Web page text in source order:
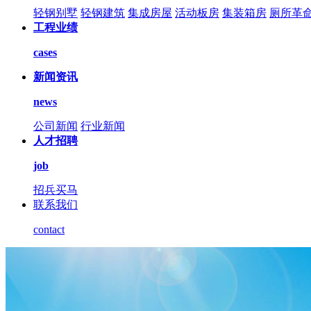
轻钢别墅 轻钢建筑 集成房屋 活动板房 集装箱房 厕所革
工程业绩
cases
新闻资讯
news
公司新闻 行业新闻
人才招聘
job
招兵买马
联系我们
contact